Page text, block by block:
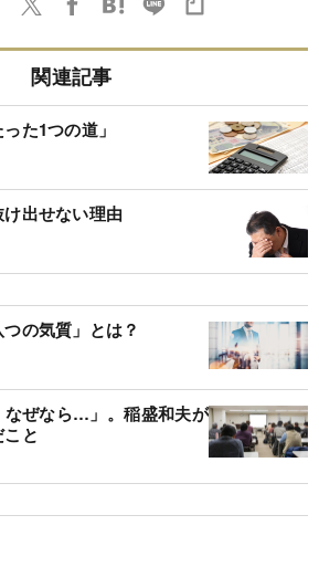
関連記事
た1つの道」
出せない理由
の気質」とは？
なぜなら…」。稲盛和夫が
と